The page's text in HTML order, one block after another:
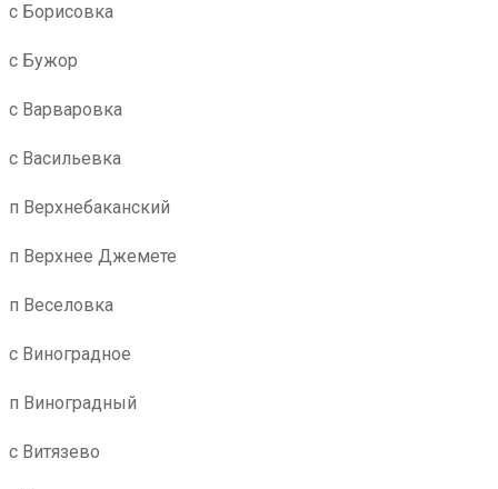
с Борисовка
с Бужор
с Варваровка
с Васильевка
п Верхнебаканский
п Верхнее Джемете
п Веселовка
с Виноградное
п Виноградный
с Витязево